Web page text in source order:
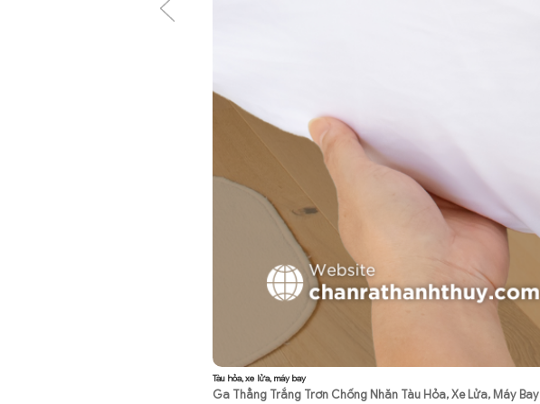
Tàu hỏa, xe lửa, máy bay
Ga Thẳng Trắng Trơn Chống Nhăn Tàu Hỏa, Xe Lửa, Máy Bay